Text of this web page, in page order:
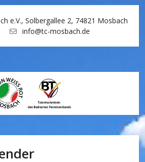
e.V., Solbergallee 2, 74821 Mosbach
info@tc-mosbach.de